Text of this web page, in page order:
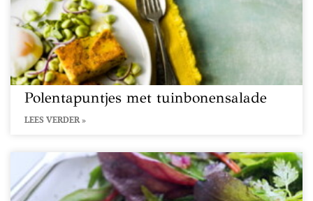
Polentapuntjes met tuinbonensalade
LEES VERDER »